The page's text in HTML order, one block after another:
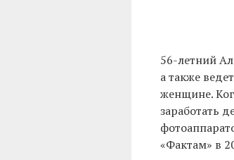
56-летний
а также
женщине.
заработать
«Фактам» в